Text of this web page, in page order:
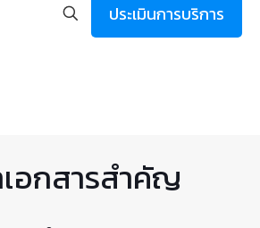
ประเมินการบริการ
อกสารสำคัญ